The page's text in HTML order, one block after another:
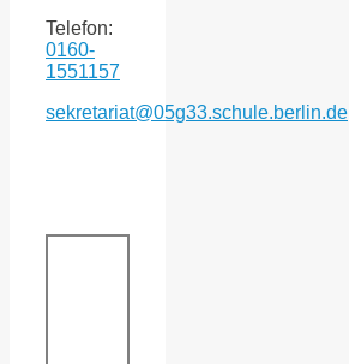
Telefon:
0160-
1551157
sekretariat@05g33.schule.berlin.de